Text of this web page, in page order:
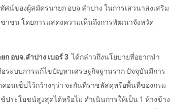
น์ของผู้สมัครนายก อบจ.ลำปาง ในการเสวนาส่งเสริม
าชน โดยการแสดงความเห็นถึงการพัฒนาจังหวัด
อบจ.ลำปาง เบอร์3 ได้กล่าวถึงนโยบายที่อยากนำ
อระบบการแก้ไขปัญหาเศรษฐกิจฐานราก ปัจจุบันมีการ
อนเซ็ปไว้กว้างๆว่า จะกันที่ราชพัสดุหรือพื้นที่ของกรม
ช้ประโยชน์สูงสุดได้หรือไม่ ดำเนินการให้เป็น 1 ห้างข้าง